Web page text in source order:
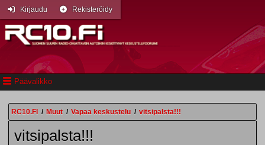
Päävalikko
Kirjaudu Rekisteröidy
RC10.FI / Muut / Vapaa keskustelu / vitsipalsta!!!
vitsipalsta!!!